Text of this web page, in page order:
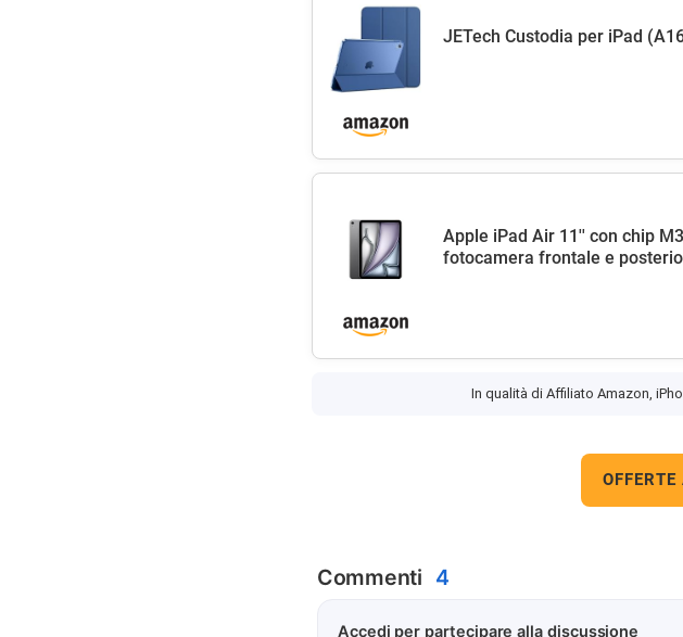
JETech Custodia per iPad
Apple iPad Air 11'' con chip
fotocamera frontale e
In qualità di Affiliato Amazon,
Commenti 4
Accedi per partecipare alla discussione